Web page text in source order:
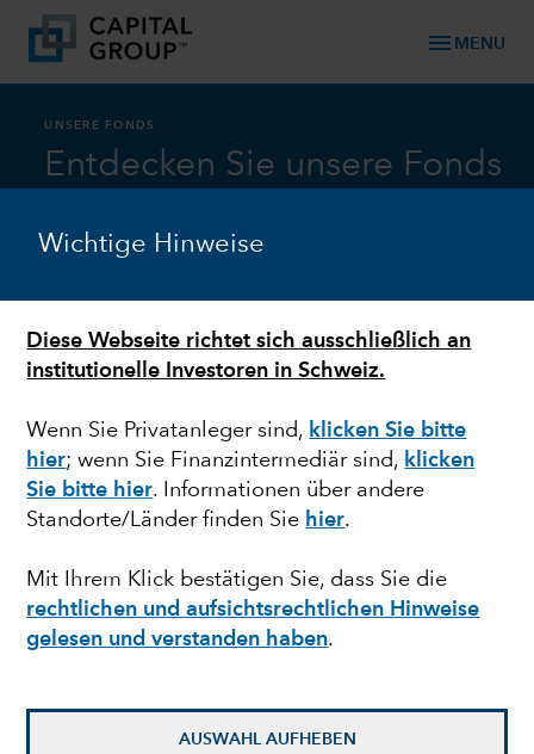
Wichtige Hinweise
Diese Webseite richtet sich ausschließlich an
institutionelle Investoren in Schweiz.
Wenn Sie Privatanleger sind, klicken Sie bitte
hier; wenn Sie Finanzintermediär sind, klicken
Sie bitte hier. Informationen über andere
Standorte/Länder finden Sie hier.
Mit Ihrem Klick bestätigen Sie, dass Sie die
rechtlichen und aufsichtsrechtlichen Hinweise
gelesen und verstanden haben.
AUSWAHL AUFHEBEN
menu MENU
UNSERE FONDS
Entdecken Sie unsere Fonds
Aktien
Capital Group AMCAP Fund (LUX)
Qualitätsunternehmen
partizipieren
FONDSCENTER
(LUX)